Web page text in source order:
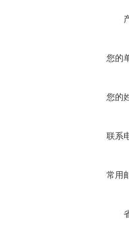
您的
您的
联系
常用